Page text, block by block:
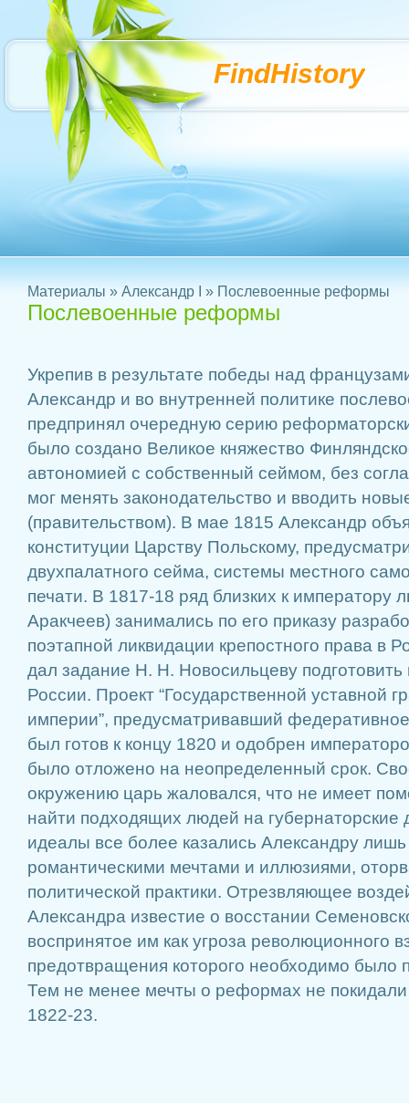
FindHistory
Материалы » Александр I » Послевоенные реформы
Послевоенные реформы
Укрепив в результате победы над
Александр и во внутренней политике
предпринял очередную серию
было создано Великое княжество
автономией с собственный сеймом, без
мог менять законодательство и вводить
(правительством). В мае 1815 Александр
конституции Царству Польскому,
двухпалатного сейма, системы местного
печати. В 1817-18 ряд близких к императору
Аракчеев) занимались по его приказу
поэтапной ликвидации крепостного права в
дал задание Н. Н. Новосильцеву подготовить
России. Проект “Государственной уставной
империи”, предусматривавший
был готов к концу 1820 и одобрен
было отложено на неопределенный срок.
окружению царь жаловался, что не имеет
найти подходящих людей на
идеалы все более казались Александру
романтическими мечтами и иллюзиями,
политической практики. Отрезвляющее
Александра известие о восстании
воспринятое им как угроза революционного
предотвращения которого необходимо было
Тем не менее мечты о реформах не
1822-23.